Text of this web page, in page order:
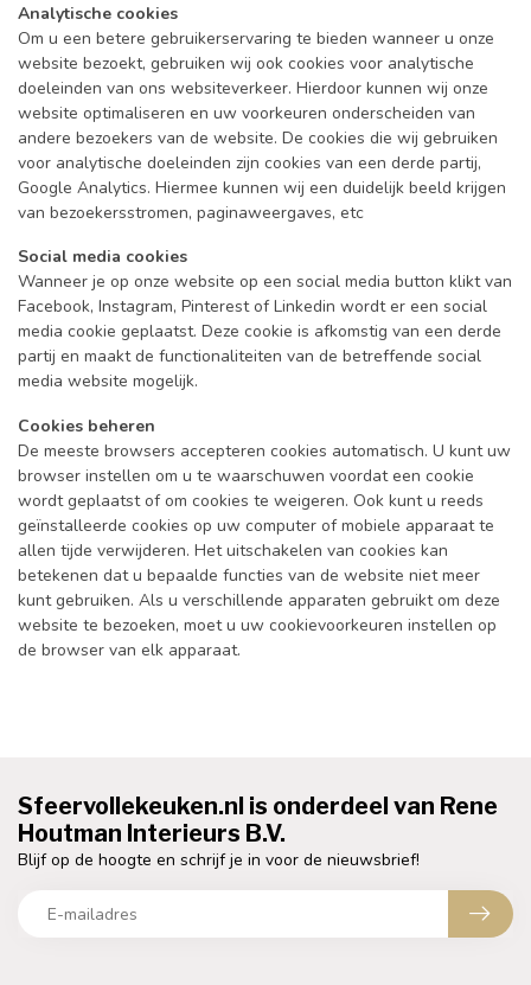
Analytische cookies
Om u een betere gebruikerservaring te bieden wanneer u onze
website bezoekt, gebruiken wij ook cookies voor analytische
doeleinden van ons websiteverkeer. Hierdoor kunnen wij onze
website optimaliseren en uw voorkeuren onderscheiden van
andere bezoekers van de website. De cookies die wij gebruiken
voor analytische doeleinden zijn cookies van een derde partij,
Google Analytics. Hiermee kunnen wij een duidelijk beeld krijgen
van bezoekersstromen, paginaweergaves, etc
Social media cookies
Wanneer je op onze website op een social media button klikt van
Facebook, Instagram, Pinterest of Linkedin wordt er een social
media cookie geplaatst. Deze cookie is afkomstig van een derde
partij en maakt de functionaliteiten van de betreffende social
media website mogelijk.
Cookies beheren
De meeste browsers accepteren cookies automatisch. U kunt uw
browser instellen om u te waarschuwen voordat een cookie
wordt geplaatst of om cookies te weigeren. Ook kunt u reeds
geïnstalleerde cookies op uw computer of mobiele apparaat te
allen tijde verwijderen. Het uitschakelen van cookies kan
betekenen dat u bepaalde functies van de website niet meer
kunt gebruiken. Als u verschillende apparaten gebruikt om deze
website te bezoeken, moet u uw cookievoorkeuren instellen op
de browser van elk apparaat.
Sfeervollekeuken.nl is onderdeel van Rene
Houtman Interieurs B.V.
Blijf op de hoogte en schrijf je in voor de nieuwsbrief!